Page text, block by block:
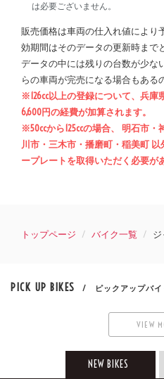
は必要ございません。
販売価格は車両の仕入れ値により
効期間はそのデータの更新時まで
データの中には残りの台数が少な
らの車両が完売になる場合もある
※126cc以上の登録について、兵
6,600円の経費が加算されます。
※50ccから125ccの場合、 明石市
川市・三木市・播磨町・稲美町
ープレートを取得いただく必要が
トップページ バイク一覧
PICK UP BIKES / ピックアップバイ
VIEW
NEW BIKES